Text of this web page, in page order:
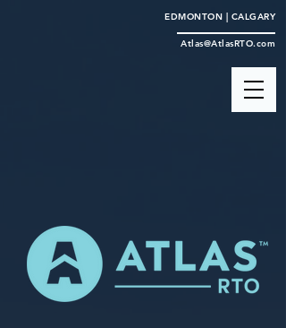
EDMONTON | CALGARY
Atlas@AtlasRTO.com